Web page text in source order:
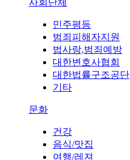
민주평등
범죄피해자지원
법사랑,범죄예방
대한변호사협회
대한법률구조공단
기타
문화
건강
음식/맛집
여행/레져